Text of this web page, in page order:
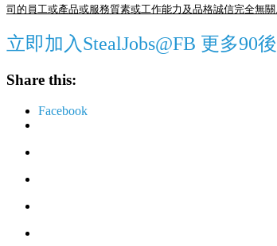
司的員工或產品或服務質素或工作能力及品格誠信完全無
立即加入StealJobs@FB 更多90
Share this:
Facebook